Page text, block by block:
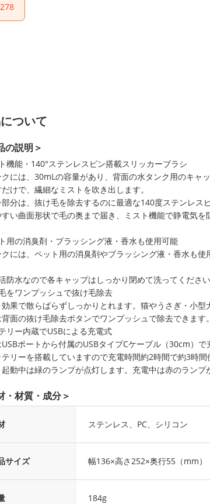
ついて
の説明＞
機能・140°ステンレスピン搭載スリッカーブラシ
には、30mLの容量があり、背面の水タンク用のキャ
けで、繊細なミストを吹き出します。
部分は、抜け毛を除去するのに最適な140度ステンレス
すい曲面形状で毛の奥まで届き、ミスト機能で静電気
用の消臭剤・ブラッシング液・香水も使用可能
には、ペット用の消臭剤やブラッシング液・香水も
活防水なので各キャップはしっかり閉めて洗ってください
をワンプッシュで抜け毛除去
効果で散らばらずしっかりとれます。猫やうさぎ・小
面の抜け毛除去ボタンでワンプッシュで除去できます。
リー内蔵でUSBによる充電式
USBポートから付属のUSBタイプCケーブル（30cm）
リーを搭載していますので充電時間約2時間で約3時間
起動中は緑のランプが点灯します。充電中は赤のランプ
・材質・成分＞
ステンレス、PC、シリコン
サイズ 幅136×高さ252×奥行55（mm）
184g